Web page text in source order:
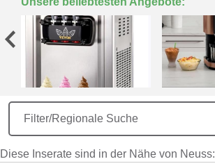
Filter/Regionale Suche
Diese Inserate sind in der Nähe von Neuss: